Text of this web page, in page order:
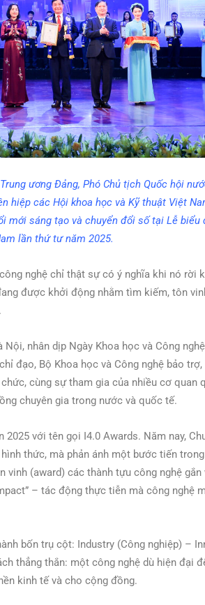
ương Đảng, Phó Chủ tịch Quốc hội
hiệp các Hội khoa học và Kỹ thuật Việt
mới sáng tạo và chuyển đổi số tại Lễ biểu
lần thứ tư năm 2025.
nghệ chỉ thật sự có ý nghĩa khi nó rời
được khởi động nhằm tìm kiếm, tôn
nhân dịp Ngày Khoa học và Công
đạo, Bộ Khoa học và Công nghệ bảo trợ,
cùng sự tham gia của nhiều cơ quan
chuyên gia trong nước và quốc tế.
với tên gọi I4.0 Awards. Năm nay,
thức, mà phản ánh một bước tiến
(award) các thành tựu công nghệ
– tác động thực tiễn mà công nghệ
bốn trụ cột: Industry (Công nghiệp) –
thẳng thắn: một công nghệ dù hiện đại
kinh tế và cho cộng đồng.